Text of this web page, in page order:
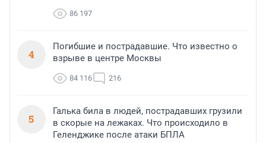
86 197
4
Погибшие и пострадавшие. Что известно о
взрыве в центре Москвы
84 116 216
5
Галька била в людей, пострадавших грузили
в скорые на лежаках. Что происходило в
Геленджике после атаки БПЛА